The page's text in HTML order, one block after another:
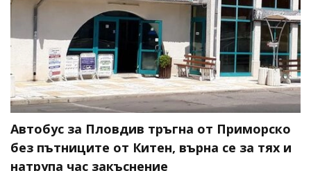
Автобус за Пловдив тръгна от Приморско
без пътниците от Китен, върна се за тях и
натрупа час закъснение